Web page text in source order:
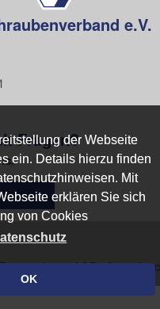
der Webseite
ein. Details hierzu finden
Mit
erklären Sie sich
von Cookies
OK
der Webseite
ein. Details hierzu finden
Mit
erklären Sie sich
von Cookies
OK
e.V.
Fragen?
Datenschutz AGB Compliance